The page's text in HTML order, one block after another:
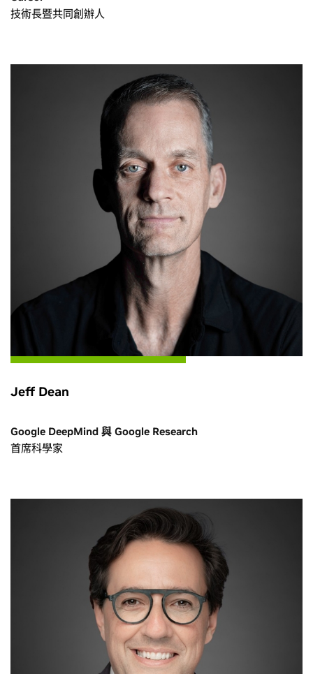
技術長暨共同創辦人
Jeff Dean
Google DeepMind 與 Google Research
首席科學家